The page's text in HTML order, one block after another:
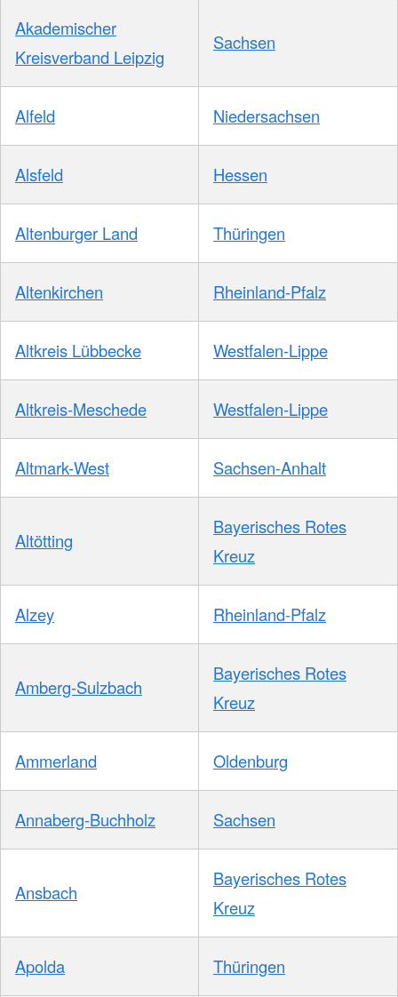
Akademischer
Kreisverband Leipzig
Sachsen
Alfeld Niedersachsen
Alsfeld Hessen
Altenburger Land Thüringen
Altenkirchen Rheinland-Pfalz
Altkreis Lübbecke Westfalen-Lippe
Altkreis-Meschede Westfalen-Lippe
Altmark-West Sachsen-Anhalt
Altötting
Bayerisches Rotes
Kreuz
Alzey Rheinland-Pfalz
Amberg-Sulzbach
Bayerisches Rotes
Kreuz
Ammerland Oldenburg
Annaberg-Buchholz Sachsen
Ansbach
Bayerisches Rotes
Kreuz
Apolda Thüringen